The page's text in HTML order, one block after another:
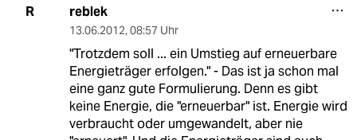
R reblek
13.06.2012, 08:57 Uhr
"Trotzdem soll ... ein Umstieg auf erneuerbare
Energieträger erfolgen." - Das ist ja schon mal
eine ganz gute Formulierung. Denn es gibt
keine Energie, die "erneuerbar" ist. Energie wird
verbraucht oder umgewandelt, aber nie